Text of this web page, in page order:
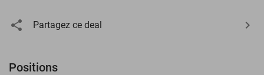
Partagez ce deal
Positions